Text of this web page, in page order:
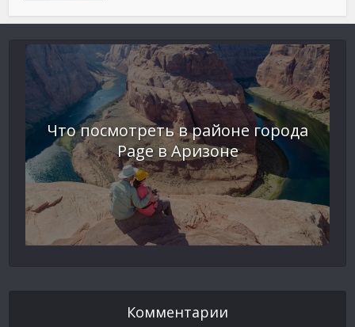
Что посмотреть в районе города
Page в Аризоне
Комментарии